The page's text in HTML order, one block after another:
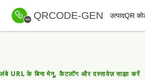
QRCODE-GEN उत्पादQR
लंबे URL के बिना मेनू, कैटलॉग और दस्तावेज़ साझा करें